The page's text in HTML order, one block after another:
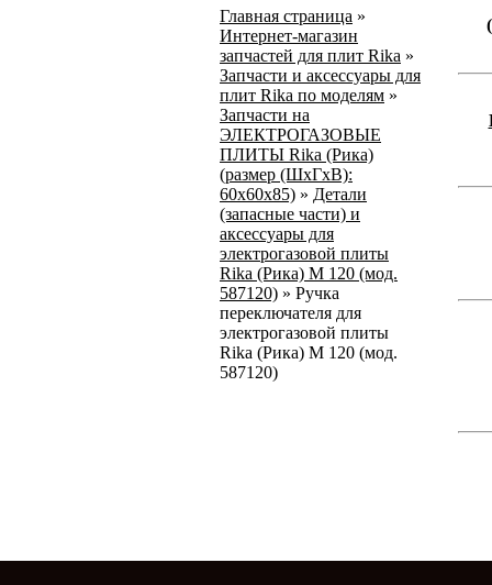
Главная страница »
Интернет-магазин
запчастей для плит Rika »
Запчасти и аксессуары для
плит Rika по моделям »
Запчасти на
ЭЛЕКТРОГАЗОВЫЕ
ПЛИТЫ Rika (Рика)
(размер (ШхГхВ):
60х60х85) » Детали
(запасные части) и
аксессуары для
электрогазовой плиты
Rika (Рика) М 120 (мод.
587120) » Ручка
переключателя для
электрогазовой плиты
Rika (Рика) М 120 (мод.
587120)